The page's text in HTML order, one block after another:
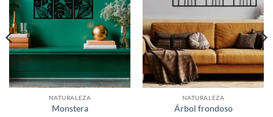
NATURALEZA
Monstera
NATURALEZA
Árbol frondoso